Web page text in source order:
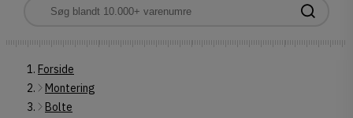
Forside
Montering
Bolte